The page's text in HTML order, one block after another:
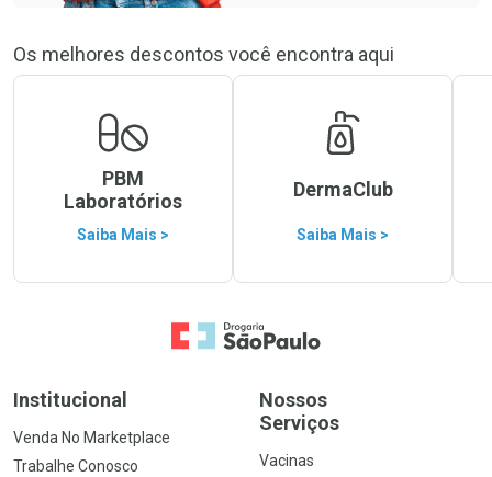
Os melhores descontos você encontra aqui
PBM
Laboratórios
Saiba Mais >
DermaClub
Saiba Mais >
Ir para a Home
Institucional
Venda No Marketplace
Trabalhe Conosco
Nossos
Serviços
Vacinas